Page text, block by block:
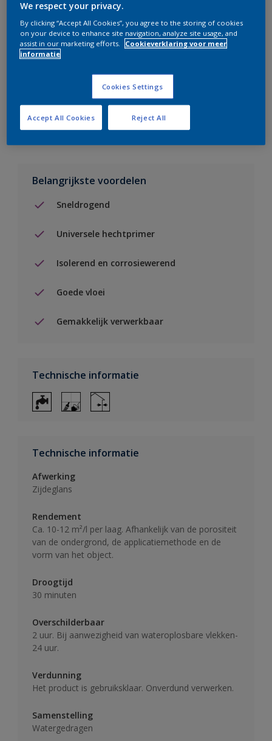
Boodschappenlijst
Vind een verkooppunt
Voeg toe aan project
Zie kleur in de Sikkens Visualizer App
Belangrijkste voordelen
Sneldrogend
Universele hechtprimer
Isolerend en corrosiewerend
Goede vloei
Gemakkelijk verwerkbaar
Technische informatie
Technische informatie
Afwerking
Zijdeglans
Rendement
Ca. 10-12 m²/l per laag. Afhankelijk van de porositeit
van de ondergrond, de applicatiemethode en de
vorm van het object.
Droogtijd
30 minuten
Overschilderbaar
2 uur. Bij aanwezigheid van wateroplosbare vlekken-
24 uur.
Verdunning
Het product is gebruiksklaar. Onverdund verwerken.
Samenstelling
Watergedragen
We respect your privacy.
By clicking “Accept All Cookies”, you agree to the storing of cookies
on your device to enhance site navigation, analyze site usage, and
assist in our marketing efforts.
Cookieverklaring voor meer
informatie
Cookies Settings
Reject All
Accept All Cookies